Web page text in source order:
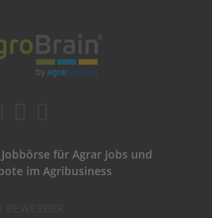
für Agrar Jobs und
im Agribusiness